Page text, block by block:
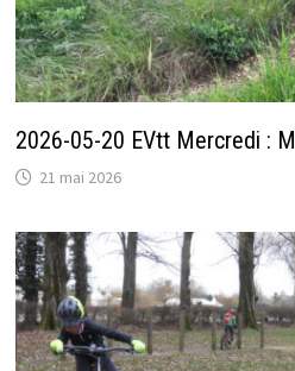
2026-05-20 EVtt Mercredi :
21 mai 2026